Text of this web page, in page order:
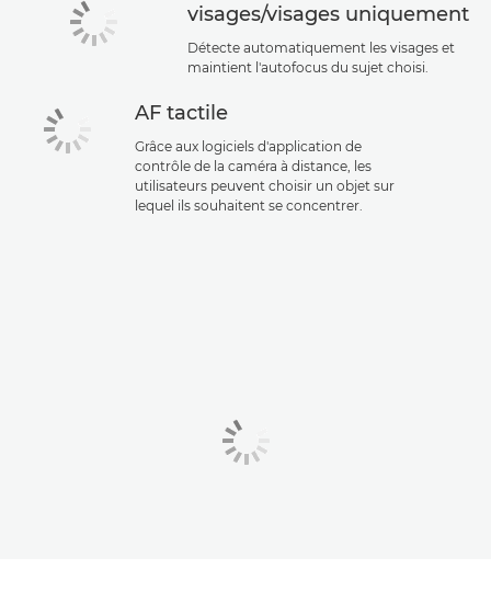
visages/visages uniquement
Détecte automatiquement les visages et
maintient l'autofocus du sujet choisi.
AF tactile
Grâce aux logiciels d'application de
contrôle de la caméra à distance, les
utilisateurs peuvent choisir un objet sur
lequel ils souhaitent se concentrer.